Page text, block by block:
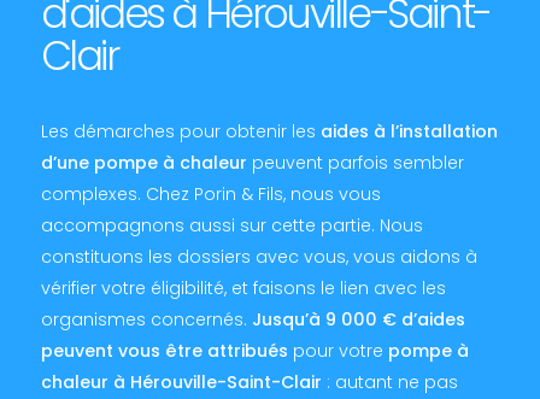
d'aides à Hérouville-Saint-
Clair
Les démarches pour obtenir les aides à l’installation
d’une pompe à chaleur peuvent parfois sembler
complexes. Chez Porin & Fils, nous vous
accompagnons aussi sur cette partie. Nous
constituons les dossiers avec vous, vous aidons à
vérifier votre éligibilité, et faisons le lien avec les
organismes concernés. Jusqu’à 9 000 € d’aides
peuvent vous être attribués pour votre pompe à
chaleur à Hérouville-Saint-Clair : autant ne pas